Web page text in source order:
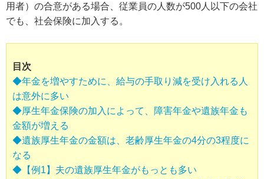
用者）の合意がある場合、従業員の人数が500人以下の会社
でも、社会保険に加入する。
目次
◆年金を増やすために、給与の手取り減を受け入れる人
は意外に多い
◆厚生年金保険の加入によって、障害年金や遺族年金も
金額が増える
◆遺族厚生年金の金額は、老齢厚生年金の4分の3程度に
なる
◆【例1】夫の遺族厚生年金がもっとも多い